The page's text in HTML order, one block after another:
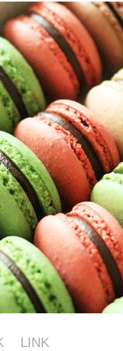
LINK